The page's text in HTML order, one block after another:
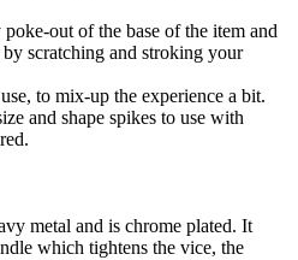
out of the base of the item and
by scratching and stroking your
to mix-up the experience a bit.
and shape spikes to use with
metal and is chrome plated. It
which tightens the vice, the